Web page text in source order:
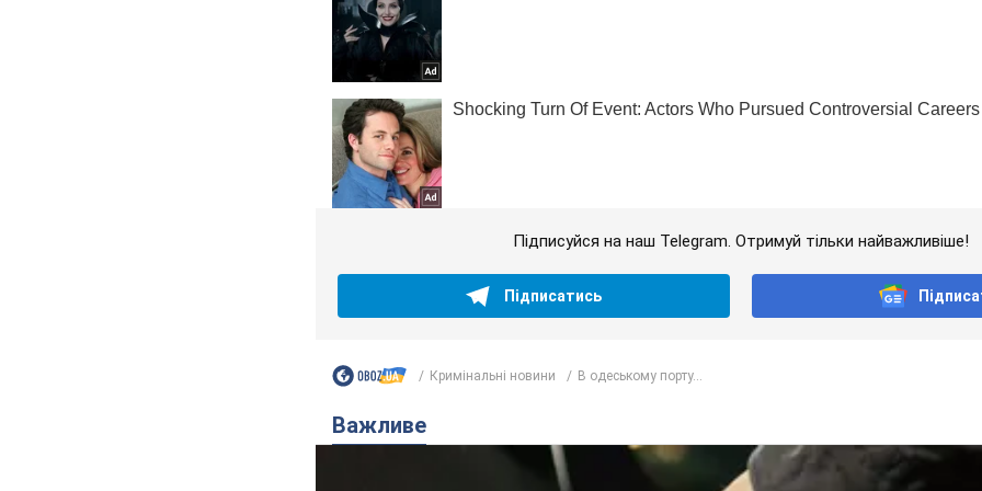
Підписуйся на наш Telegram. Отримуй тільки найважливіше!
Підписатись
Кримінальні новини В одеському порту...
Важливе